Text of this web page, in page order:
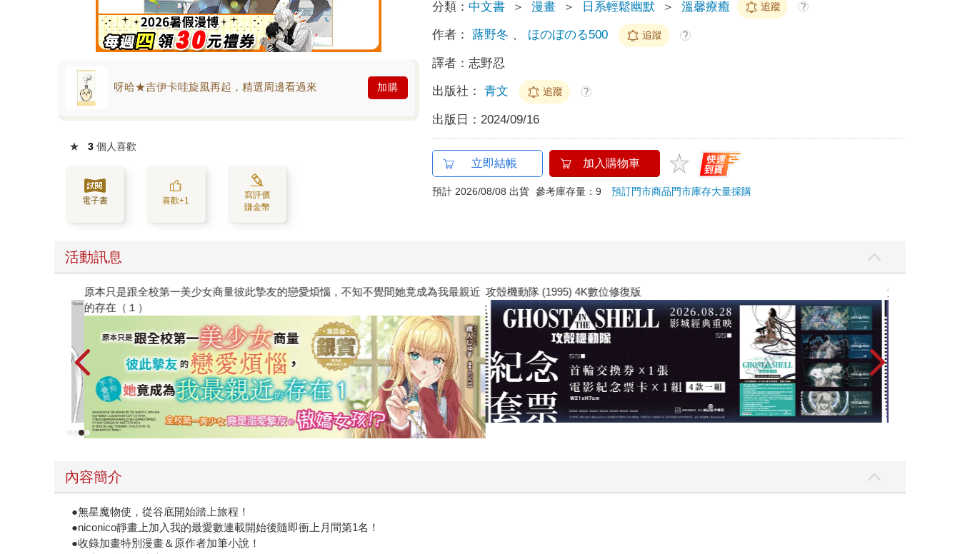
呀哈★吉伊卡哇旋風再起，精選周邊看過來 加購
★ 3 個人喜歡
電子書 喜歡+1
寫評價
賺金幣
分類： 中文書 ＞ 漫畫 ＞ 日系輕鬆幽默 ＞ 溫馨療癒 追蹤 ?
作者： 蕗野冬 、 ほのぼのる500 追蹤 ?
譯者：志野忍
出版社： 青文 追蹤 ?
出版日： 2024/09/16
立即結帳 加入購物車
預計 2026/08/08 出貨 參考庫存量：9預訂門市商品門市庫存大量採購
活動訊息
原本只是跟全校第一美少女商量彼此摯友的戀愛煩惱，不知不覺間她竟成為我最親近
的存在（１）
攻殼機動隊 (1995) 4K數位修復版 黃色書刊回來
內容簡介
●無星魔物使，從谷底開始踏上旅程！
●niconico靜畫上加入我的最愛數連載開始後隨即衝上月間第1名！
●收錄加畫特別漫畫＆原作者加筆小說！